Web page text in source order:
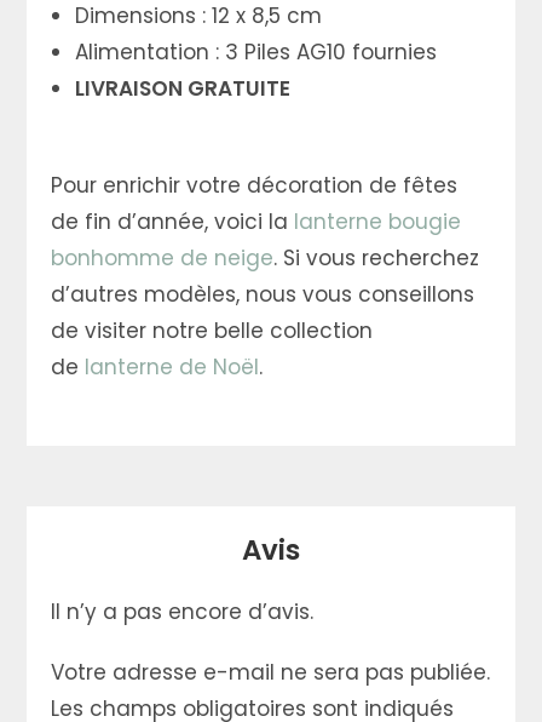
Dimensions : 12 x 8,5 cm
Alimentation : 3 Piles AG10 fournies
LIVRAISON GRATUITE
Pour enrichir votre décoration de fêtes
de fin d’année, voici la lanterne bougie
bonhomme de neige. Si vous recherchez
d’autres modèles, nous vous conseillons
de visiter notre belle collection
de lanterne de Noël.
Avis
Il n’y a pas encore d’avis.
Votre adresse e-mail ne sera pas publiée.
Les champs obligatoires sont indiqués